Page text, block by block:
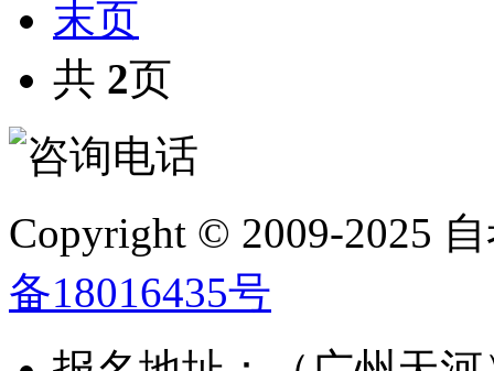
末页
共 2页
Copyright © 2009-2025
备18016435号